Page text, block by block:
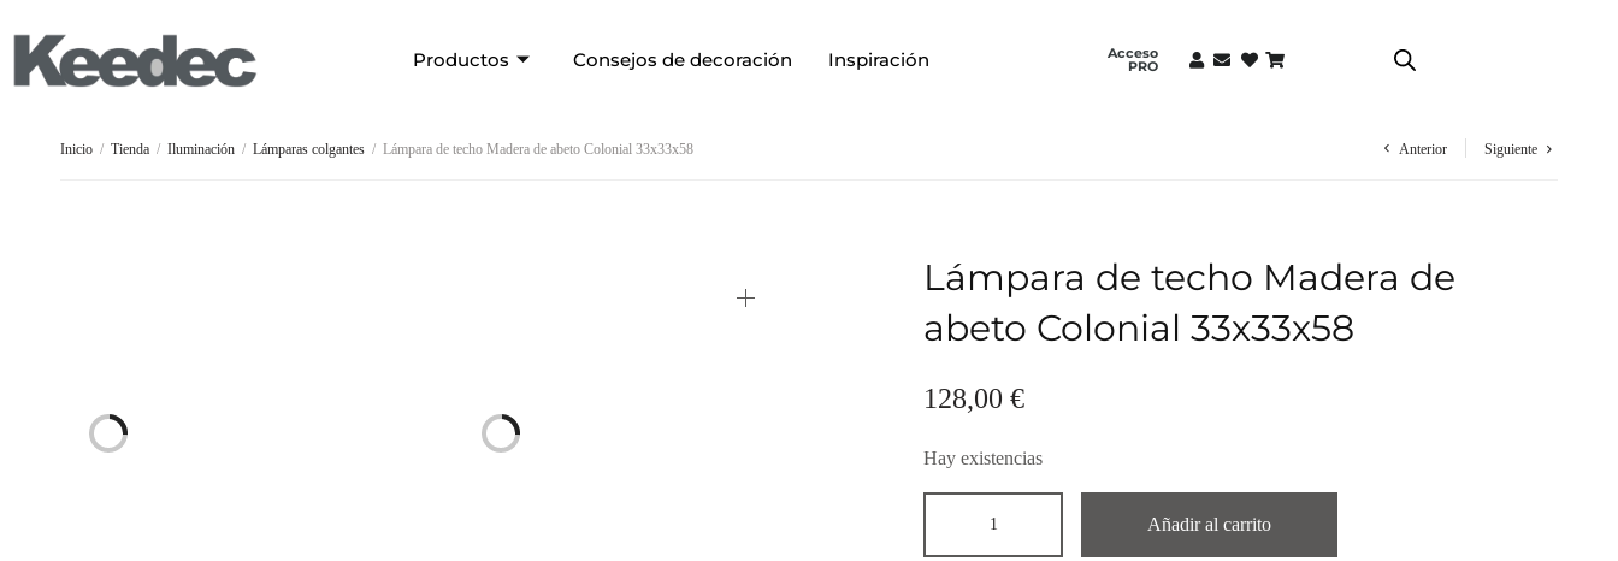
Productos Consejos de decoración Inspiración Acceso
PRO
Inicio / Tienda / Iluminación / Lámparas colgantes / Lámpara de techo Madera de abeto Colonial 33x33x58 Anterior Siguiente
Lámpara de techo Madera de
abeto Colonial 33x33x58
128,00€
Hay existencias
Añadir al carrito